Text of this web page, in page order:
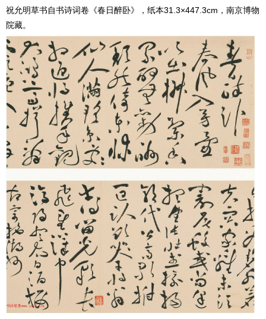
祝允明草书自书诗词卷《春日醉卧》，纸本31.3×447.3cm，南京博物
院藏。